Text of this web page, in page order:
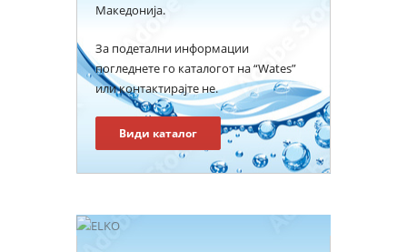
Македонија.
За подетални информации
погледнете го каталогот на “Wates”
или контактирајте не.
Види каталог